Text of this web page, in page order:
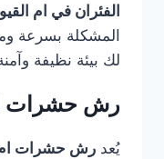
الفئران في ام
المشكلة بسرعة
لك بيئة نظيفة
رش حشرات
يُعد رش حشرات ام